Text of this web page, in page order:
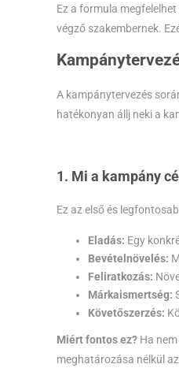
Ez a formula
végző szakembernek.
A kampánytervezés
hatékonyan állj neki a
1. Mi a kampány
Ez az első és
Eladás: Egy
Bevételnövelés:
Feliratkozás:
Márkaismertség:
Követőszerzés:
Miért fontos ez? Ha
meghatározása nélkül